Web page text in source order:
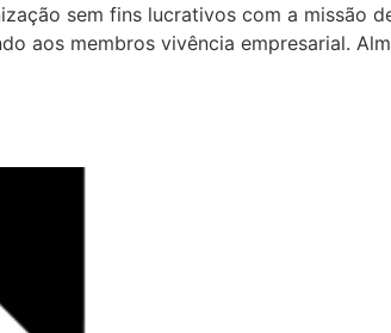
sem fins lucrativos com a missão
aos membros vivência empresarial.